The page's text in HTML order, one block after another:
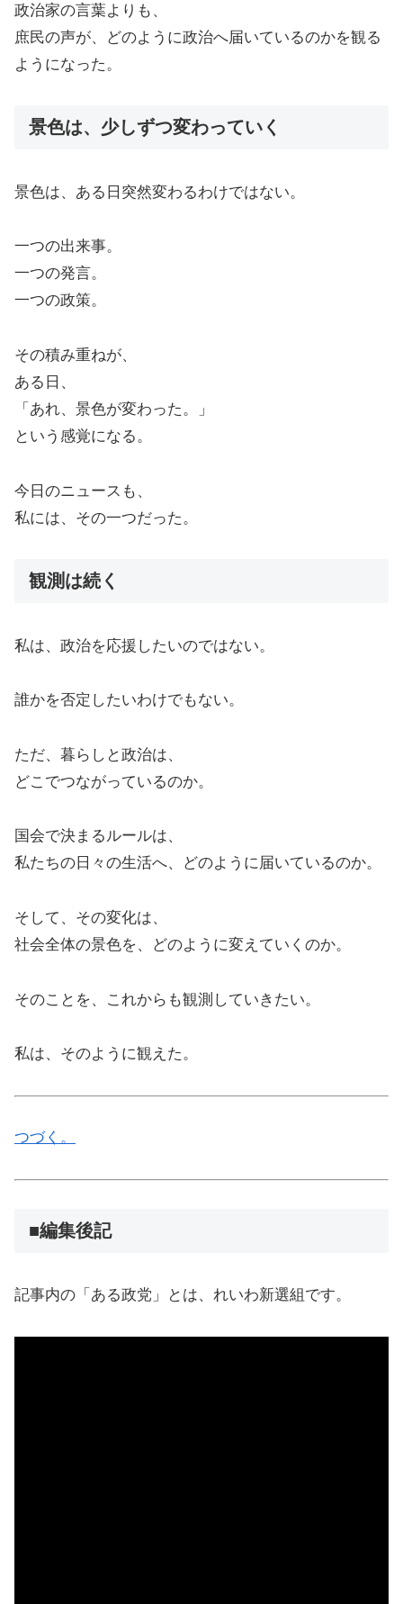
政治家の言葉よりも、
庶民の声が、どのように政治へ届いているのかを観る
ようになった。
景色は、少しずつ変わっていく
景色は、ある日突然変わるわけではない。
一つの出来事。
一つの発言。
一つの政策。
その積み重ねが、
ある日、
「あれ、景色が変わった。」
という感覚になる。
今日のニュースも、
私には、その一つだった。
観測は続く
私は、政治を応援したいのではない。
誰かを否定したいわけでもない。
ただ、暮らしと政治は、
どこでつながっているのか。
国会で決まるルールは、
私たちの日々の生活へ、どのように届いているのか。
そして、その変化は、
社会全体の景色を、どのように変えていくのか。
そのことを、これからも観測していきたい。
私は、そのように観えた。
つづく。
■編集後記
記事内の「ある政党」とは、れいわ新選組です。